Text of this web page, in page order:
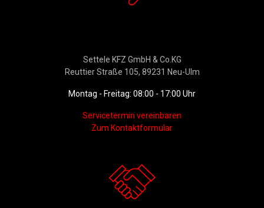
Settele KFZ GmbH & Co.KG
Reuttier Straße 105, 89231 Neu-Ulm
Montag - Freitag: 08:00 - 17:00 Uhr
Servicetermin vereinbaren
Zum Kontaktformular